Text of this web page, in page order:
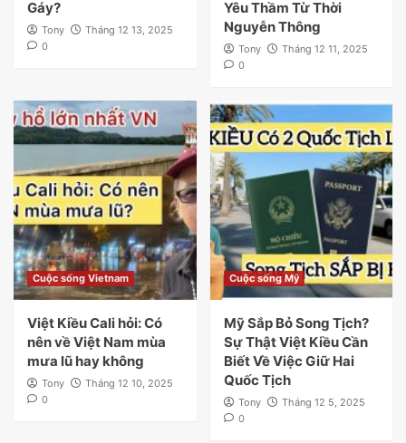
Gáy?
Tony
Tháng 12 13, 2025
0
Yêu Thầm Từ Thời
Nguyễn Thông
Tony
Tháng 12 11, 2025
0
Cuộc sống Vietnam
Việt Kiều Cali hỏi: Có
nên về Việt Nam mùa
mưa lũ hay không
Tony
Tháng 12 10, 2025
0
Cuộc sống Mỹ
Mỹ Sắp Bỏ Song Tịch?
Sự Thật Việt Kiều Cần
Biết Về Việc Giữ Hai
Quốc Tịch
Tony
Tháng 12 5, 2025
0